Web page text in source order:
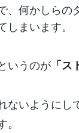
、何かしら
まいます。
いうのが 「ス
いようにし